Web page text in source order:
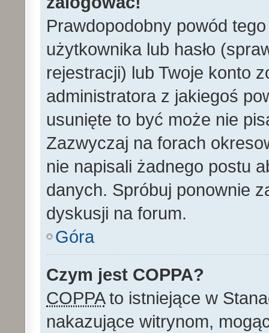
Prawdopodobny powód
użytkownika lub hasło
rejestracji) lub Twoje konto
administratora z jakiegoś
usunięte to być może nie
Zazwyczaj na forach
nie napisali żadnego postu
danych. Spróbuj ponownie
dyskusji na forum.
Góra
Czym jest COPPA?
COPPAto istniejące w
nakazujące witrynom,